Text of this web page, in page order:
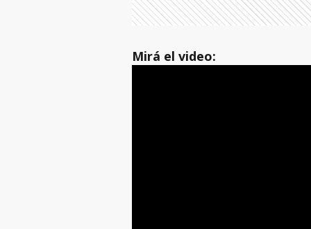
Mirá el video: